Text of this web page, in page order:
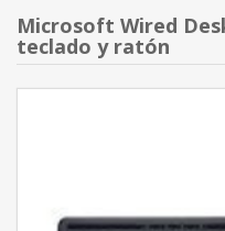
Microsoft Wired
teclado y ratón